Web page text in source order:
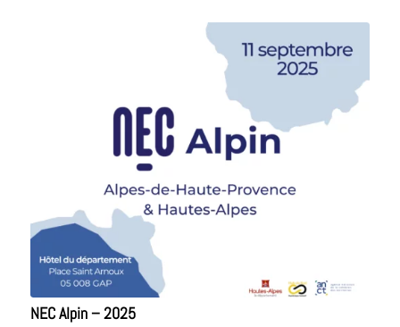
NEC Alpin – 2025